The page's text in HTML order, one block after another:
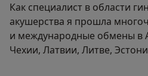
Как специалист в области
акушерства я прошла
и международные обмены в
Чехии, Латвии, Литве,